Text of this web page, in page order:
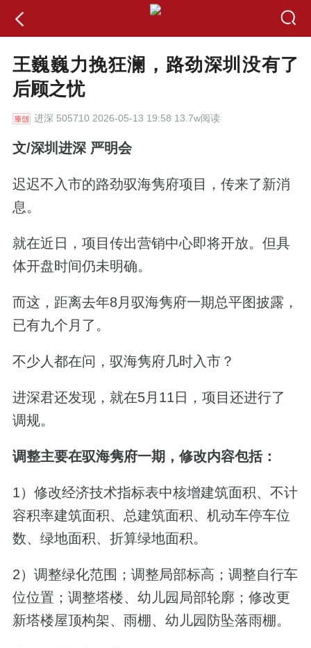
王巍巍力挽狂澜，路劲深圳没有了
后顾之忧
进深 505710 2026-05-13 19:58 13.7w阅读
文/深圳进深 严明会
迟迟不入市的路劲驭海隽府项目，传来了新消
息。
就在近日，项目传出营销中心即将开放。但具
体开盘时间仍未明确。
而这，距离去年8月驭海隽府一期总平图披露，
已有九个月了。
不少人都在问，驭海隽府几时入市？
进深君还发现，就在5月11日，项目还进行了
调规。
调整主要在驭海隽府一期，修改内容包括：
1）修改经济技术指标表中核增建筑面积、不计
容积率建筑面积、总建筑面积、机动车停车位
数、绿地面积、折算绿地面积。
2）调整绿化范围；调整局部标高；调整自行车
位位置；调整塔楼、幼儿园局部轮廓；修改更
新塔楼屋顶构架、雨棚、幼儿园防坠落雨棚。